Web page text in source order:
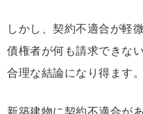
しかし、契約不適合が軽
債権者が何も請求できな
合理な結論になり得ます。
新築建物に契約不適合が